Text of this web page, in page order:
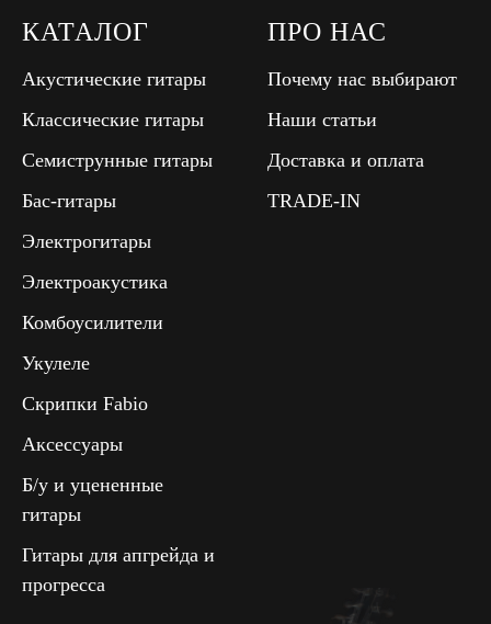
КАТАЛОГ
Акустические гитары
Классические гитары
Семиструнные гитары
Бас-гитары
Электрогитары
Электроакустика
Комбоусилители
Укулеле
Скрипки Fabio
Аксессуары
Б/у и уцененные
гитары
Гитары для апгрейда и
прогресса
ПРО НАС
Почему нас выбирают
Наши статьи
Доставка и оплата
TRADE-IN